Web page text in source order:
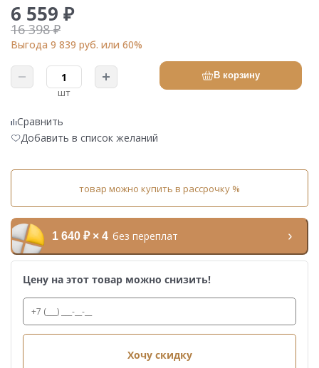
6 559 ₽
16 398 ₽
Выгода 9 839 руб. или 60%
шт
В корзину
Сравнить
Добавить в список желаний
товар можно купить в рассрочку %
1 640 ₽ × 4 без переплат
Цену на этот товар можно снизить!
Хочу скидку